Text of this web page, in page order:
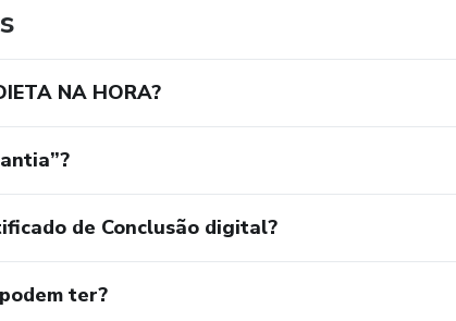
NA HORA?
de Conclusão digital?
ter?